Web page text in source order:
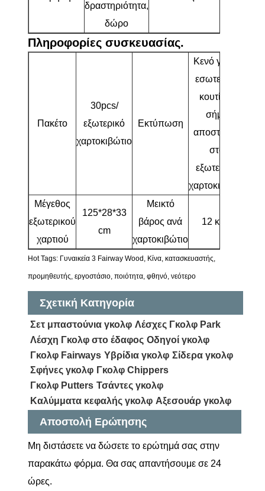
δραστηριότητα,
δώρο
Πληροφορίες συσκευασίας.
Πακέτο
30pcs/
εξωτερικό
χαρτοκιβώτιο
Εκτύπωση
Κενό για το
εσωτερικό
κουτί, το
σήμα
αποστολής
στο
εξωτερικό
χαρτοκιβώτιο
Μέγεθος
εξωτερικού
χαρτιού
125*28*33
cm
Μεικτό
βάρος ανά
χαρτοκιβώτιο
12 κιλά
Hot Tags: Γυναικεία 3 Fairway Wood, Κίνα, κατασκευαστής,
προμηθευτής, εργοστάσιο, ποιότητα, φθηνό, νεότερο
Σχετική Κατηγορία
Σετ μπαστούνια γκολφ Λέσχες Γκολφ Park
Λέσχη Γκολφ στο έδαφος Οδηγοί γκολφ
Γκολφ Fairways Υβρίδια γκολφ Σίδερα γκολφ
Σφήνες γκολφ Γκολφ Chippers
Γκολφ Putters Τσάντες γκολφ
Καλύμματα κεφαλής γκολφ Αξεσουάρ γκολφ
Αποστολή Ερώτησης
Μη διστάσετε να δώσετε το ερώτημά σας στην
παρακάτω φόρμα. Θα σας απαντήσουμε σε 24
ώρες.